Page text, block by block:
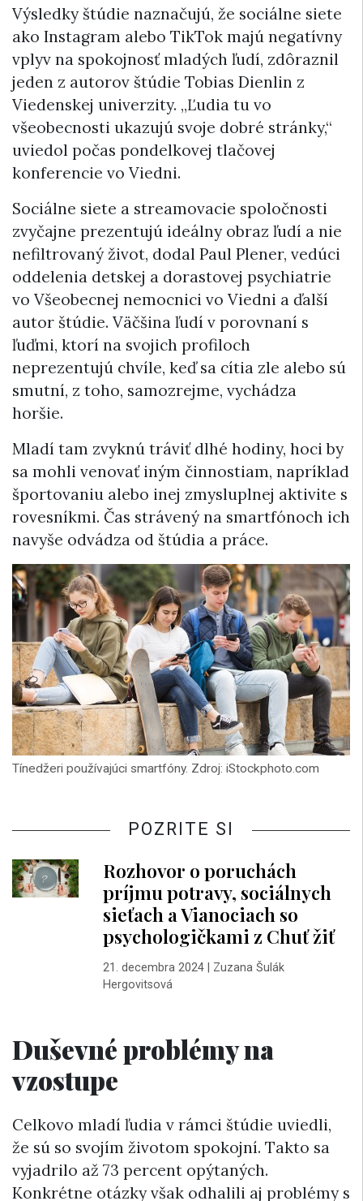
Výsledky štúdie naznačujú, že sociálne siete
ako Instagram alebo TikTok majú negatívny
vplyv na spokojnosť mladých ľudí, zdôraznil
jeden z autorov štúdie Tobias Dienlin z
Viedenskej univerzity. „Ľudia tu vo
všeobecnosti ukazujú svoje dobré stránky,“
uviedol počas pondelkovej tlačovej
konferencie vo Viedni.
Sociálne siete a streamovacie spoločnosti
zvyčajne prezentujú ideálny obraz ľudí a nie
nefiltrovaný život, dodal Paul Plener, vedúci
oddelenia detskej a dorastovej psychiatrie
vo Všeobecnej nemocnici vo Viedni a ďalší
autor štúdie. Väčšina ľudí v porovnaní s
ľuďmi, ktorí na svojich profiloch
neprezentujú chvíle, keď sa cítia zle alebo sú
smutní, z toho, samozrejme, vychádza
horšie.
Mladí tam zvyknú tráviť dlhé hodiny, hoci by
sa mohli venovať iným činnostiam, napríklad
športovaniu alebo inej zmysluplnej aktivite s
rovesníkmi. Čas strávený na smartfónoch ich
navyše odvádza od štúdia a práce.
Tínedžeri používajúci smartfóny. Zdroj: iStockphoto.com
POZRITE SI
Rozhovor o poruchách
príjmu potravy, sociálnych
sieťach a Vianociach so
psychologičkami z Chuť žiť
21. decembra 2024| Zuzana Šulák
Hergovitsová
Duševné problémy na
vzostupe
Celkovo mladí ľudia v rámci štúdie uviedli,
že sú so svojím životom spokojní. Takto sa
vyjadrilo až 73 percent opýtaných.
Konkrétne otázky však odhalili aj problémy s